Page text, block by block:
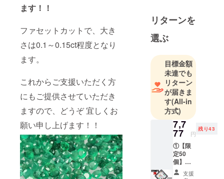
ます！！
ファセットカットで、大き
さは0.1～0.15ct程度となり
ます。
これからご支援いただく方
にもご提供させていただき
ますので、どうぞ 宜しくお
願い申し上げます！！
ど、世界中
から数多く
の宝石収集
ります。
リターンを
選ぶ
目標金額
未達でも
リターン
が届きま
す(All-in
方式)
7,7
77 円
残り43
①【限
定50
個】
「STON
支援